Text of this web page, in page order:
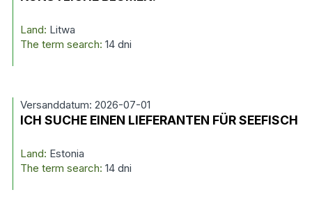
Land: Litwa
The term search: 14 dni
Versanddatum: 2026-07-01
ICH SUCHE EINEN LIEFERANTEN FÜR SEEFISCH
Land: Estonia
The term search: 14 dni